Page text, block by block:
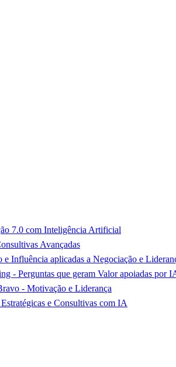
7.0 com Inteligência Artificial
Avançadas
e Influência aplicadas a Negociação e
- Perguntas que geram Valor apoiadas por
- Motivação e Liderança
e Consultivas com IA